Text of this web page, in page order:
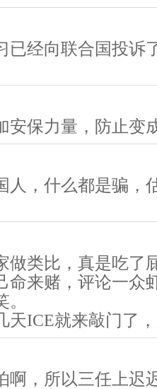
已经向联合国投诉
安保力量，防止变
人，什么都是骗，
做类比，真是吃了
命来赌，评论一众
天ICE就来敲门了
啊，所以三任上迟